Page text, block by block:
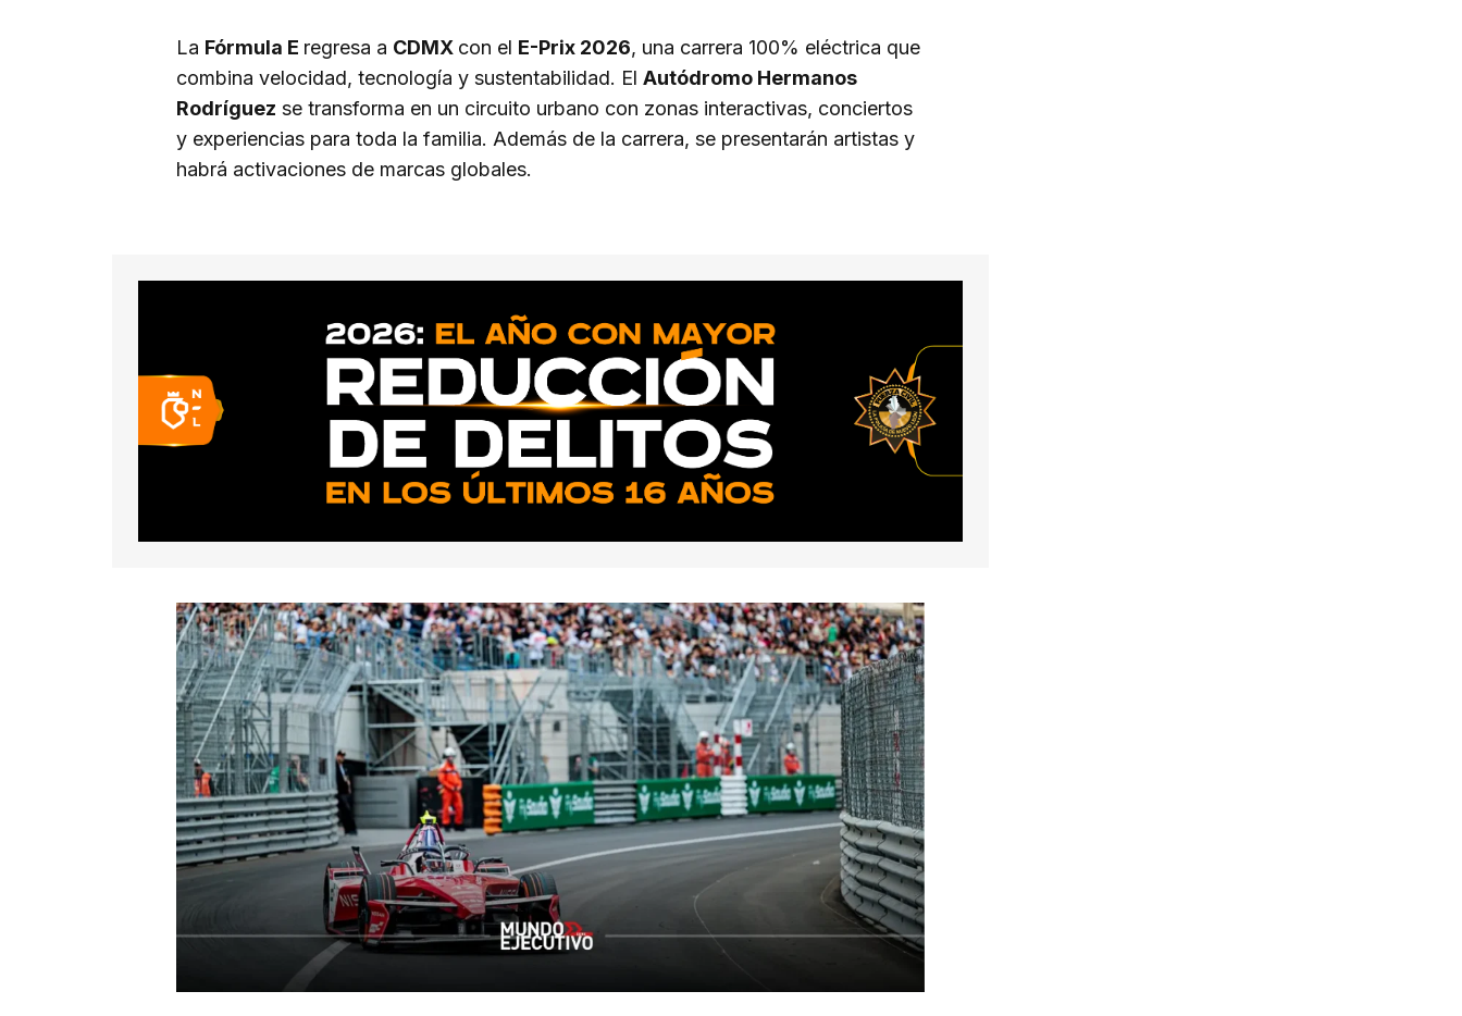
La Fórmula E regresa a CDMX con el E-Prix 2026, una carrera 100% eléctrica que
combina velocidad, tecnología y sustentabilidad. El Autódromo Hermanos
Rodríguez se transforma en un circuito urbano con zonas interactivas, conciertos
y experiencias para toda la familia. Además de la carrera, se presentarán artistas y
habrá activaciones de marcas globales.